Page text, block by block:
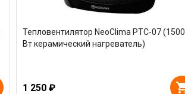
Тепловентилятор NeoClima PTC-07 (1500
Вт керамический нагреватель)
1 250 ₽